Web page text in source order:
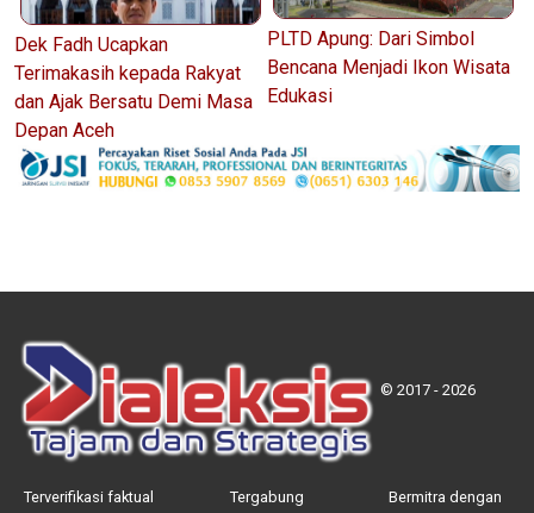
Dek Fadh Ucapkan
Terimakasih kepada Rakyat
dan Ajak Bersatu Demi Masa
Depan Aceh
PLTD Apung: Dari Simbol
Bencana Menjadi Ikon Wisata
Edukasi
© 2017 - 2026
Terverifikasi faktual
Tergabung
Bermitra dengan